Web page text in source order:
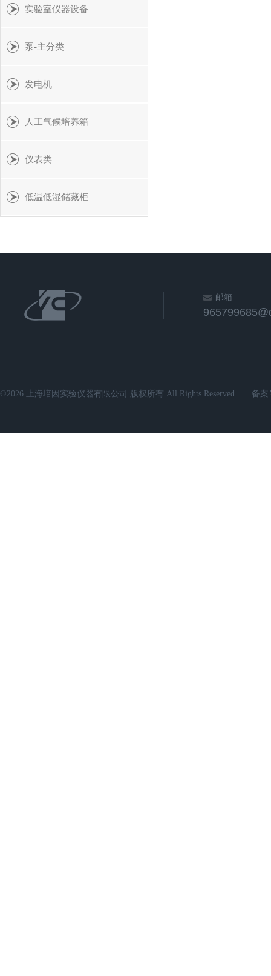
实验室仪器设备
泵-主分类
发电机
人工气候培养箱
仪表类
低温低湿储藏柜
邮箱
©2026 上海培因实验仪器有限公司 版权所有 All Rights Reserved. 备案